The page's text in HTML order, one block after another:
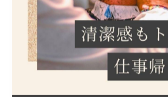
お客様の言葉や表情から本音を汲
いただけるまで確認と説明を怠ら
理容室で実践できるリピート